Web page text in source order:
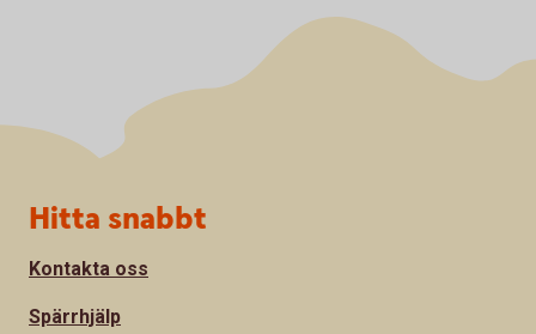
Sidfot
Hitta snabbt
Kontakta oss
Spärrhjälp